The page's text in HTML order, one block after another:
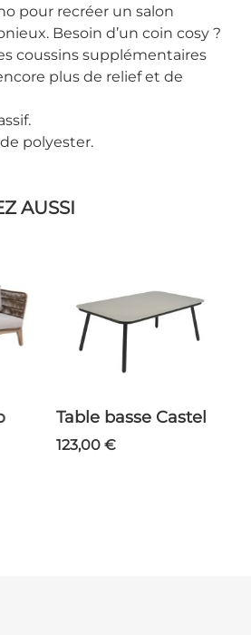
pour recréer un salon
Besoin d’un coin cosy ?
coussins supplémentaires
plus de relief et de
polyester.
AUSSI
Table basse Castel
123,00 €